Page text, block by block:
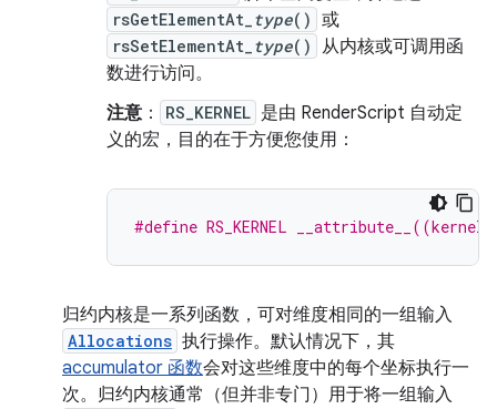
rsGetElementAt_ type() 或
rsSetElementAt_ type() 从内核或可调用函
数进行访问。
注意： RS_KERNEL 是由 RenderScript 自动定
义的宏，目的在于方便您使用：
#define RS_KERNEL
归约内核是一系列函数，可对维度相同的一组输入
Allocations 执行操作。 默认情况下，其
accumulator 函数会对这些维度中的每个坐标执行一
次。归约内核通常（但并非专门）用于将一组输入